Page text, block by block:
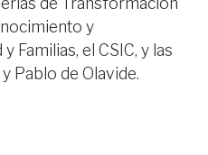
y
Familias, el CSIC, y las
Pablo de Olavide.